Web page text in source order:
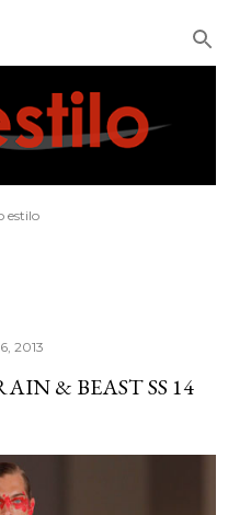
estilo
2013
& BEAST SS 14